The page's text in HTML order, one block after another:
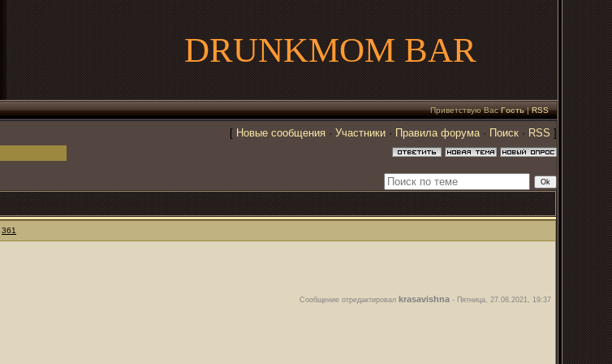
DRUNKMOM BAR
Приветствую Вас Гость|RSS
[ Новые сообщения · Участники · Правила форума· Поиск · RSS ]
361
Сообщение отредактировал krasavishna - Пятница, 27.08.2021, 19:37